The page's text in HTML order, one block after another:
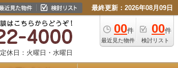
最終更新：2026年08月09日
00件
最近見た物件
00件
検討リスト
定休日：火曜日・水曜日